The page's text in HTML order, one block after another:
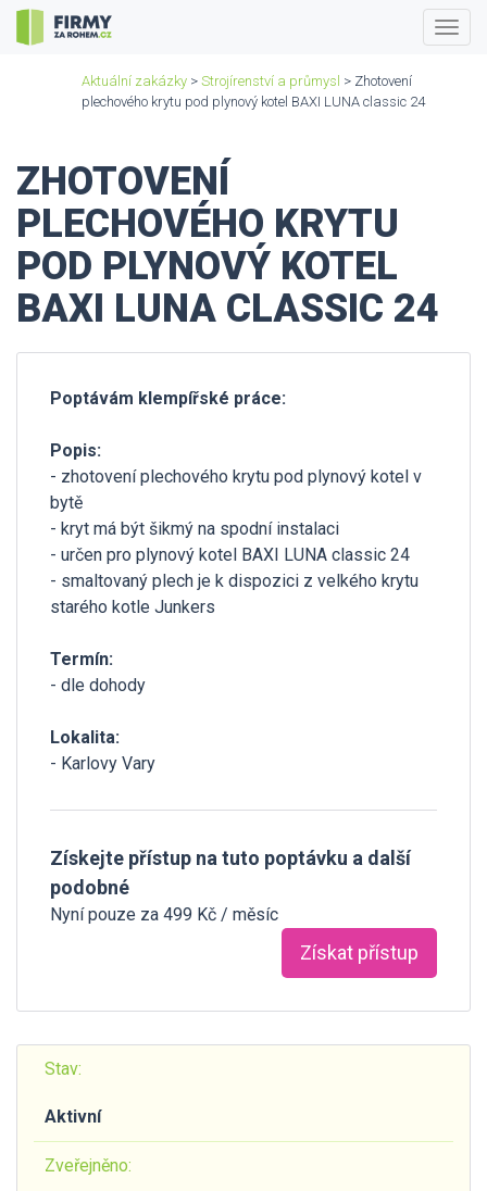
Aktuální zakázky > Strojírenství a průmysl > Zhotovení
plechového krytu pod plynový kotel BAXI LUNA classic 24
ZHOTOVENÍ
PLECHOVÉHO KRYTU
POD PLYNOVÝ KOTEL
BAXI LUNA CLASSIC 24
Poptávám klempířské práce:
Popis:
- zhotovení plechového krytu pod plynový kotel v
bytě
- kryt má být šikmý na spodní instalaci
- určen pro plynový kotel BAXI LUNA classic 24
- smaltovaný plech je k dispozici z velkého krytu
starého kotle Junkers
Termín:
- dle dohody
Lokalita:
- Karlovy Vary
Získejte přístup na tuto poptávku a další
podobné
Nyní pouze za 499 Kč / měsíc
Získat přístup
Stav:
Aktivní
Zveřejněno: